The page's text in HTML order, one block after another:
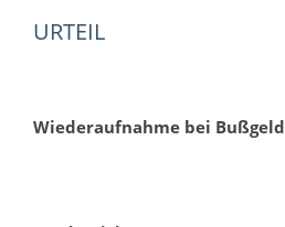
URTEIL
Wiederaufnahme bei Bußgeld